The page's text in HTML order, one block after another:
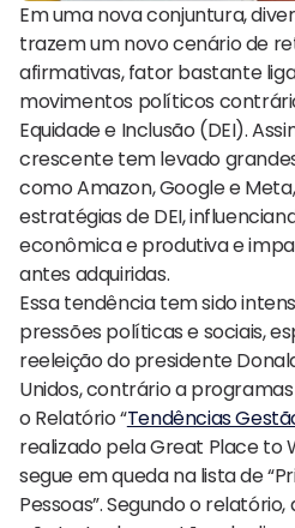
Em uma nova conjuntura,
trazem um novo cenário de
afirmativas, fator bastante
movimentos políticos
Equidade e Inclusão (DEI).
crescente tem levado
como Amazon, Google e
estratégias de DEI,
econômica e produtiva e
antes adquiridas.
Essa tendência tem sido
pressões políticas e sociais,
reeleição do presidente
Unidos, contrário a
o Relatório “Tendências
realizado pela Great Place to
segue em queda na lista de
Pessoas”. Segundo o